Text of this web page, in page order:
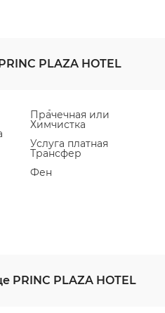
PLAZA HOTEL
Прачечная или
Химчистка
Услуга платная
Трансфер
Фен
PRINC PLAZA HOTEL